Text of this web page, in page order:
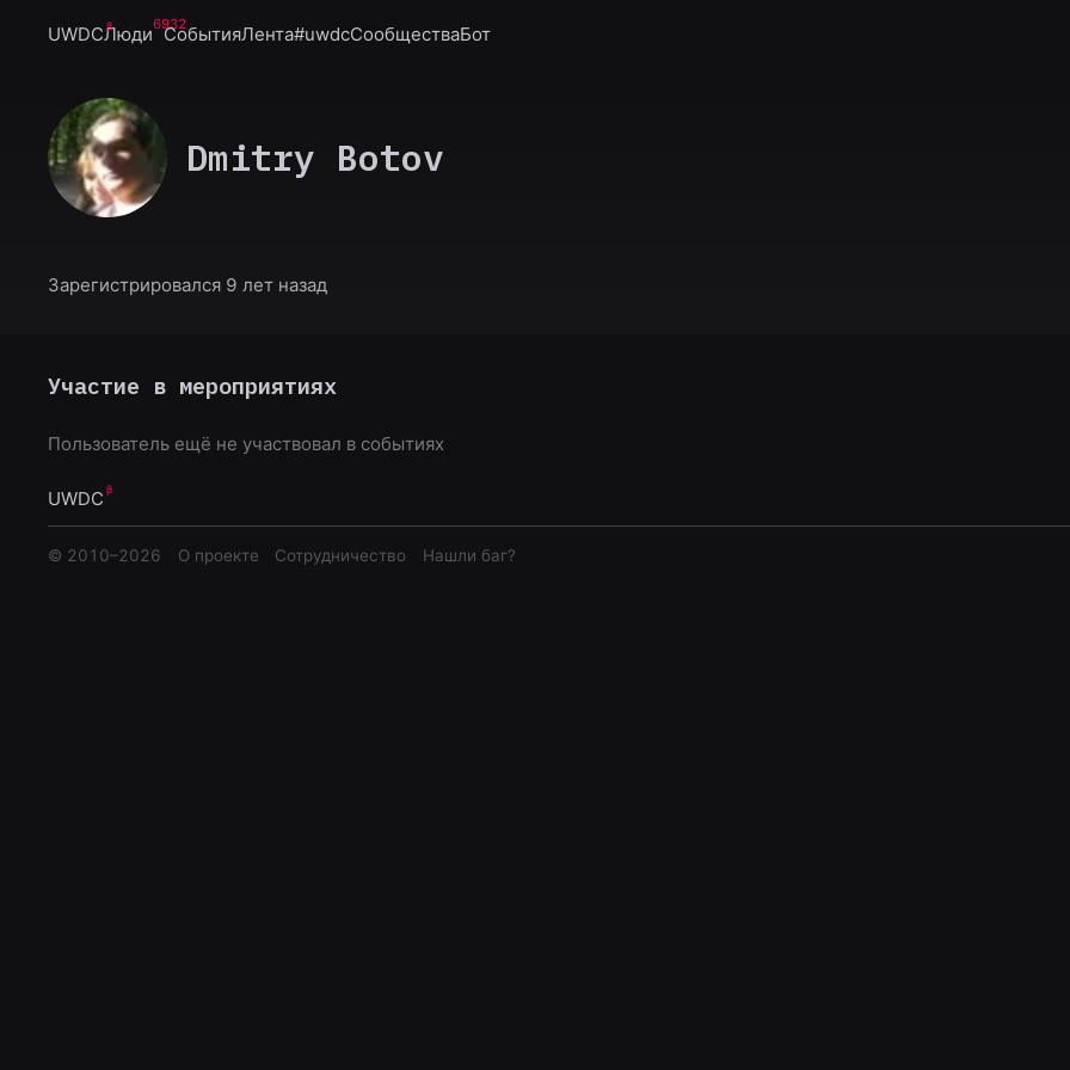
UWDCЛюди6932
СобытияЛента#uwdcСообществаБот
Dmitry Botov
Зарегистрировался 9 лет назад
Участие в мероприятиях
Пользователь ещё не участвовал в событиях
UWDC
© 2010–2026 О проекте Сотрудничество Нашли баг?